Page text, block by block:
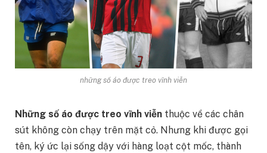
những số áo được treo vĩnh viễn
Những số áo được treo vĩnh viễn thuộc về các chân
sút không còn chạy trên mặt cỏ. Nhưng khi được gọi
tên, ký ức lại sống dậy với hàng loạt cột mốc, thành